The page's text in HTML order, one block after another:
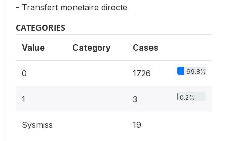
- Transfert monetaire directe
CATEGORIES
Value Category Cases
0 1726 99.8%
1 3 0.2%
Sysmiss 19